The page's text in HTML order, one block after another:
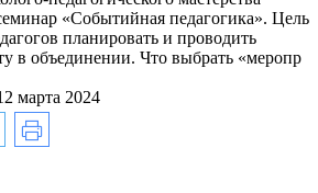
«Событийная педагогика». Цель
планировать и проводить
в объединении. Что выбрать «меропр
марта 2024